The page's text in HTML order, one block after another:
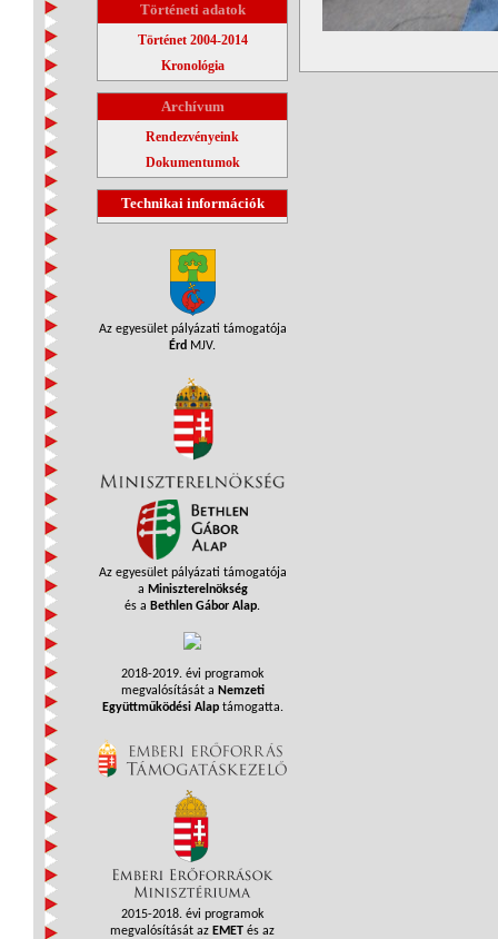
Történeti adatok
Történet 2004-2014
Kronológia
Archívum
Rendezvényeink
Dokumentumok
Technikai információk
Az egyesület pályázati támogatója
Érd MJV.
Az egyesület pályázati támogatója
a Miniszterelnökség
és a Bethlen Gábor Alap.
2018-2019. évi programok
megvalósítását a Nemzeti
Együttműködési Alaptámogatta.
2015-2018. évi programok
megvalósítását az EMET és az